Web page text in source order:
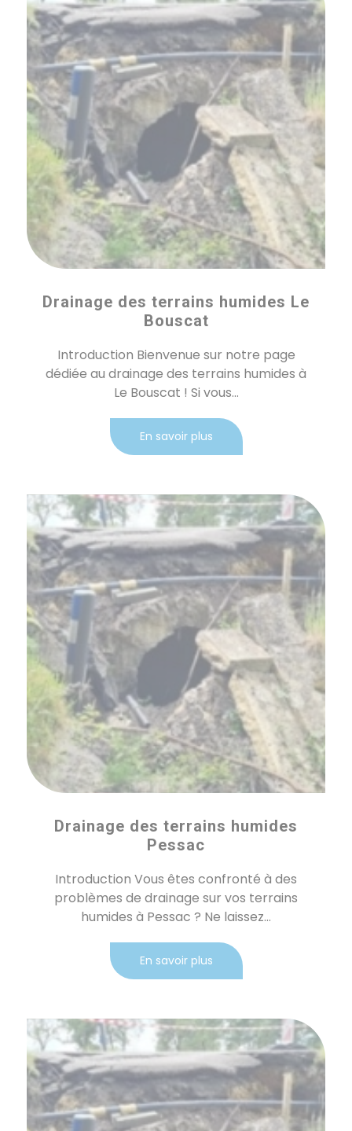
Drainage des terrains humides Le
Bouscat
Introduction Bienvenue sur notre page
dédiée au drainage des terrains humides à
Le Bouscat ! Si vous...
En savoir plus
Drainage des terrains humides
Pessac
Introduction Vous êtes confronté à des
problèmes de drainage sur vos terrains
humides à Pessac ? Ne laissez...
En savoir plus